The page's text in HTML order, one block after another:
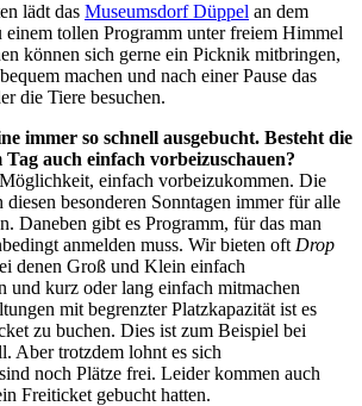
lädt das Museumsdorf Düppel an dem
einem tollen Programm unter freiem Himmel
können sich gerne ein Picknik mitbringen,
machen und nach einer Pause das
die Tiere besuchen.
immer so schnell ausgebucht. Besteht die
auch einfach vorbeizuschauen?
einfach vorbeizukommen. Die
diesen besonderen Sonntagen immer für alle
Daneben gibt es Programm, für das man
anmelden muss. Wir bieten oft Drop
denen Groß und Klein einfach
und kurz oder lang einfach mitmachen
mit begrenzter Platzkapazität ist es
zu buchen. Dies ist zum Beispiel bei
Aber trotzdem lohnt es sich
noch Plätze frei. Leider kommen auch
Freiticket gebucht hatten.